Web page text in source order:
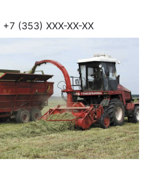
+7 (353) XXX-XX-XX